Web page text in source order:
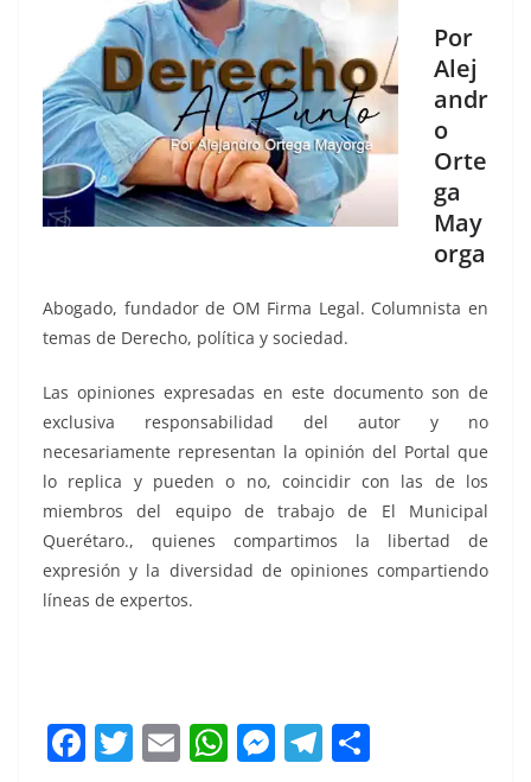
Por
Alej
andr
o
Orte
ga
May
orga
Abogado, fundador de OM Firma Legal. Columnista en
temas de Derecho, política y sociedad.
Las opiniones expresadas en este documento son de
exclusiva responsabilidad del autor y no
necesariamente representan la opinión del Portal que
lo replica y pueden o no, coincidir con las de los
miembros del equipo de trabajo de El Municipal
Querétaro., quienes compartimos la libertad de
expresión y la diversidad de opiniones compartiendo
líneas de expertos.
F T E W M T